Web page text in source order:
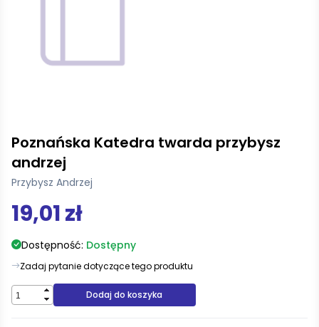
Poznańska Katedra twarda przybysz
andrzej
Przybysz Andrzej
19,01 zł
Dostępność: Dostępny
Zadaj pytanie dotyczące tego produktu
Dodaj do koszyka